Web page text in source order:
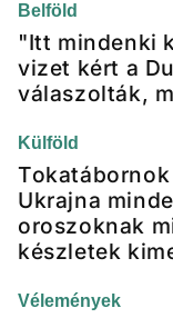
Belföld
"Itt mindenki
vizet kért a
válaszolták,
Külföld
Ukrajna
oroszoknak
készletek
Vélemények